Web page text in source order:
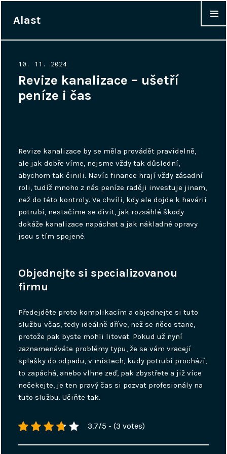
Alast
Posted
on
10. 11. 2024
Revize kanalizace – ušetří
peníze i čas
Revize kanalizace by se měla provádět pravidelně,
ale jak dobře víme, nejsme vždy tak důslední,
abychom tak činili. Navíc finance hrají vždy zásadní
roli, tudíž mnoho z nás peníze raději investuje jinam,
než do této kontroly. Ve chvíli, kdy ale dojde k havárii
potrubí, nestačíme se divit, jak rozsáhlé škody
dokáže kanalizace napáchat a jak nákladné opravy
jsou s tím spojené.
Objednejte si specializovanou
firmu
Předejděte proto komplikacím a objednejte si tuto
službu včas, tedy ideálně dříve, než se něco stane,
protože pak byste mohli litovat. Pokud už nyní
zaznamenáváte problémy typu, že se vám vracejí
splašky do odpadu, v místech, kudy potrubí prochází,
to zapáchá, anebo vlhne zeď, pak zbystřete a již více
nečekejte, je ten pravý čas si pozvat profesionály na
tuto službu. Učiňte tak.
3.7/5 - (3 votes)